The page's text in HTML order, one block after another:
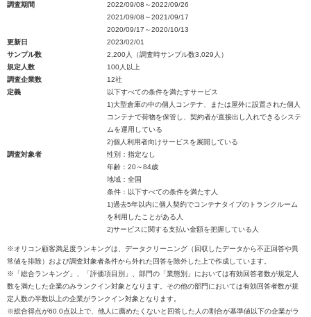
調査期間
2022/09/08～2022/09/26
2021/09/08～2021/09/17
2020/09/17～2020/10/13
更新日
2023/02/01
サンプル数
2,200人（調査時サンプル数3,029人）
規定人数
100人以上
調査企業数
12社
定義
以下すべての条件を満たすサービス
1)大型倉庫の中の個人コンテナ、または屋外に設置された個人
コンテナで荷物を保管し、契約者が直接出し入れできるシステ
ムを運用している
2)個人利用者向けサービスを展開している
調査対象者
性別：指定なし
年齢：20～84歳
地域：全国
条件：以下すべての条件を満たす人
1)過去5年以内に個人契約でコンテナタイプのトランクルーム
を利用したことがある人
2)サービスに関する支払い金額を把握している人
※オリコン顧客満足度ランキングは、データクリーニング（回収したデータから不正回答や異
常値を排除）および調査対象者条件から外れた回答を除外した上で作成しています。
※「総合ランキング」、「評価項目別」、部門の「業態別」においては有効回答者数が規定人
数を満たした企業のみランクイン対象となります。その他の部門においては有効回答者数が規
定人数の半数以上の企業がランクイン対象となります。
※総合得点が60.0点以上で、他人に薦めたくないと回答した人の割合が基準値以下の企業がラ